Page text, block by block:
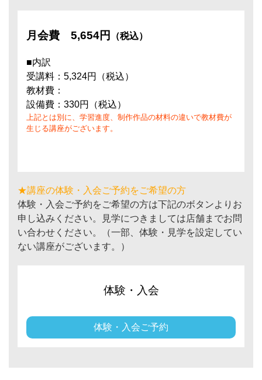
月会費 5,654円 （税込）
■内訳
受講料：5,324円（税込）
教材費：
設備費：330円（税込）
上記とは別に、学習進度、制作作品の材料の違いで教材費が
生じる講座がございます。
★講座の体験・入会ご予約をご希望の方
体験・入会ご予約をご希望の方は下記のボタンよりお
申し込みください。見学につきましては店舗までお問
い合わせください。（一部、体験・見学を設定してい
ない講座がございます。）
体験・入会
体験・入会ご予約